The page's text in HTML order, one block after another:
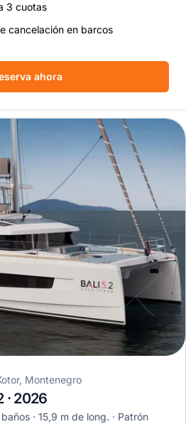
3 cuotas
cancelación en barcos
ahora
Montenegro
· 2026
15,9 m de long.
Patrón